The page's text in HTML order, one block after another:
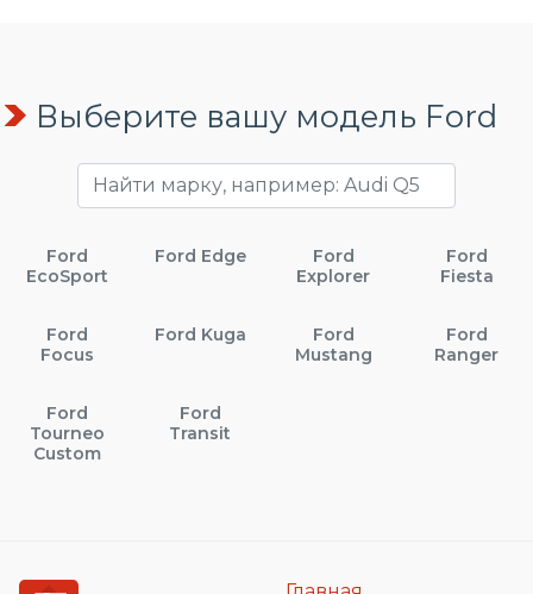
Выберите вашу модель Ford
Ford
EcoSport
Ford Edge
Ford
Explorer
Ford
Fiesta
Ford
Focus
Ford Kuga
Ford
Mustang
Ford
Ranger
Ford
Tourneo
Custom
Ford
Transit